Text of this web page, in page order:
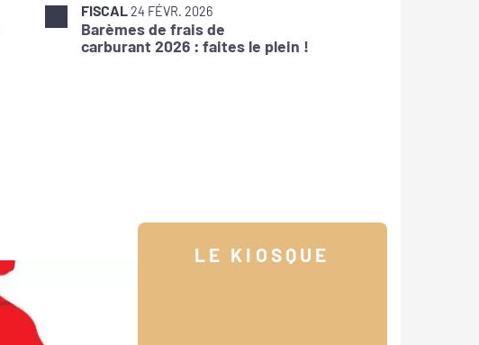
FISCAL24 FÉVR. 2026
Barèmes de frais de
carburant 2026 : faites le plein !
LE KIOSQUE